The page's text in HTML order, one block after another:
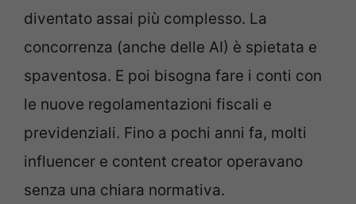
diventato assai più complesso. La
concorrenza (anche delle AI) è spietata e
spaventosa. E poi bisogna fare i conti con
le nuove regolamentazioni fiscali e
previdenziali. Fino a pochi anni fa, molti
influencer e content creator operavano
senza una chiara normativa.